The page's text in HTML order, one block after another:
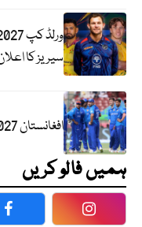
سیریز کا
افغانستان 2027 ورلڈ کپ کے لیے کوالیفائی کرگیا
ہمیں فالو کریں
Facebook